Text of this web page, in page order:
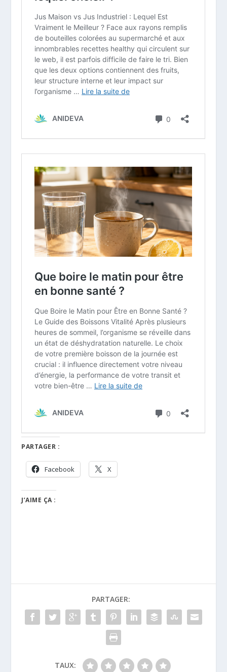
PARTAGER :
Facebook X
J’AIME ÇA :
PARTAGER:
TAUX: